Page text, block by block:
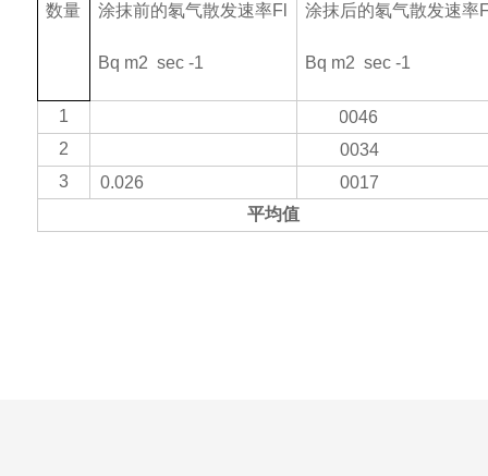
数量 涂抹前的氡气散发速率Fl
Bq m2 sec -1
涂抹后的氡气散发速率
Bq m2 sec -1
1
0.000046
2
0.000034
3
0.026
0.000017
平均值